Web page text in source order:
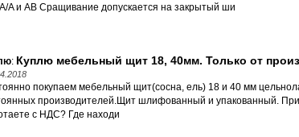
A и AB Сращивание допускается на закрытый ши
: Куплю мебельный щит 18, 40мм. Только от
покупаем мебельный щит(сосна, ель) 18 и 40 мм
производителей.Щит шлифованный и упакованный.
с НДС? Где находи